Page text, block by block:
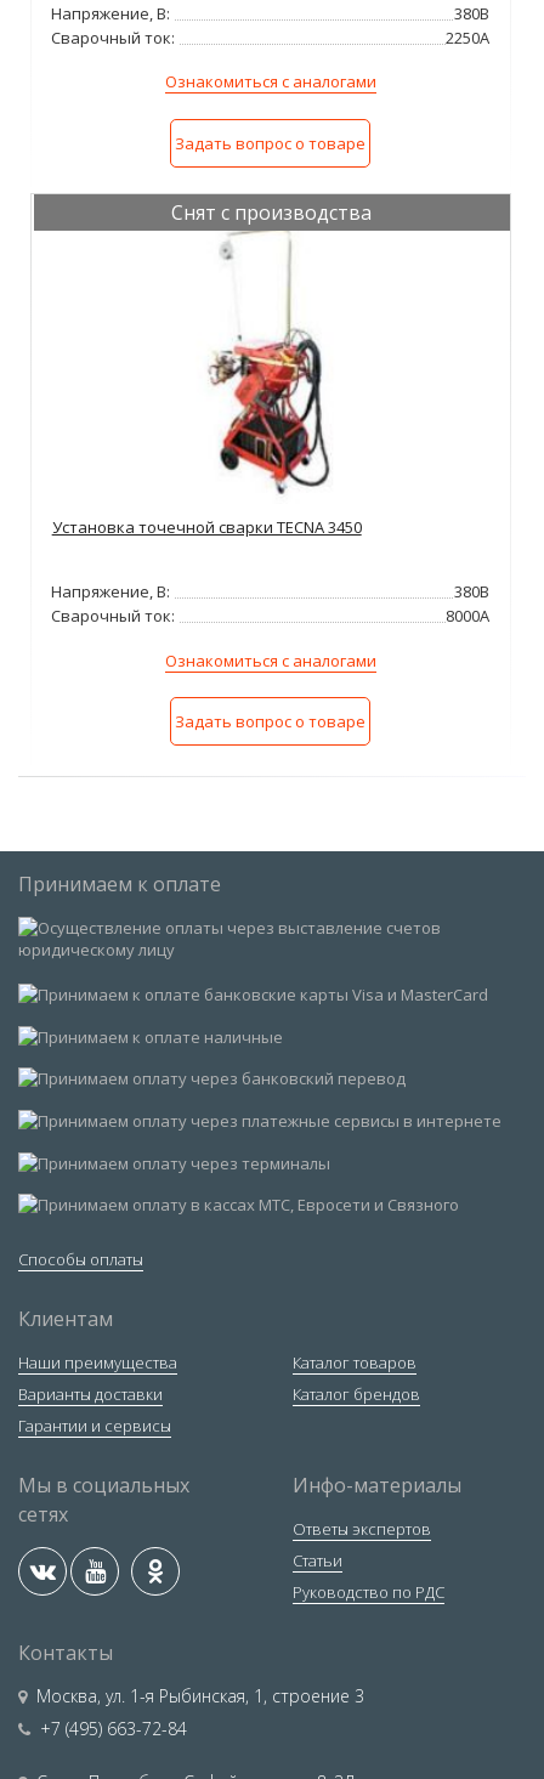
Напряжение, В:
380В
Сварочный ток:
2250А
Ознакомиться с аналогами
Задать вопрос о товаре
Снят с производства
Установка точечной сварки TECNA 3450
Напряжение, В:
380В
Сварочный ток:
8000А
Ознакомиться с аналогами
Задать вопрос о товаре
Принимаем к оплате
Способы оплаты
Клиентам
Наши преимущества
Варианты доставки
Гарантии и сервисы
Каталог товаров
Каталог брендов
Мы в социальных
сетях
Инфо-материалы
Ответы экспертов
Статьи
Руководство по РДС
Контакты
Москва, ул. 1-я Рыбинская, 1, строение 3
+7 (495) 663-72-84